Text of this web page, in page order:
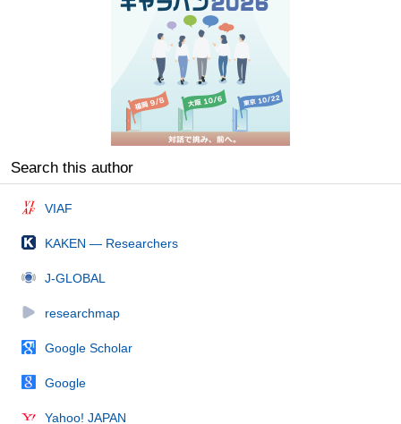
Search this author
VIAF
KAKEN — Researchers
J-GLOBAL
researchmap
Google Scholar
Google
Yahoo! JAPAN